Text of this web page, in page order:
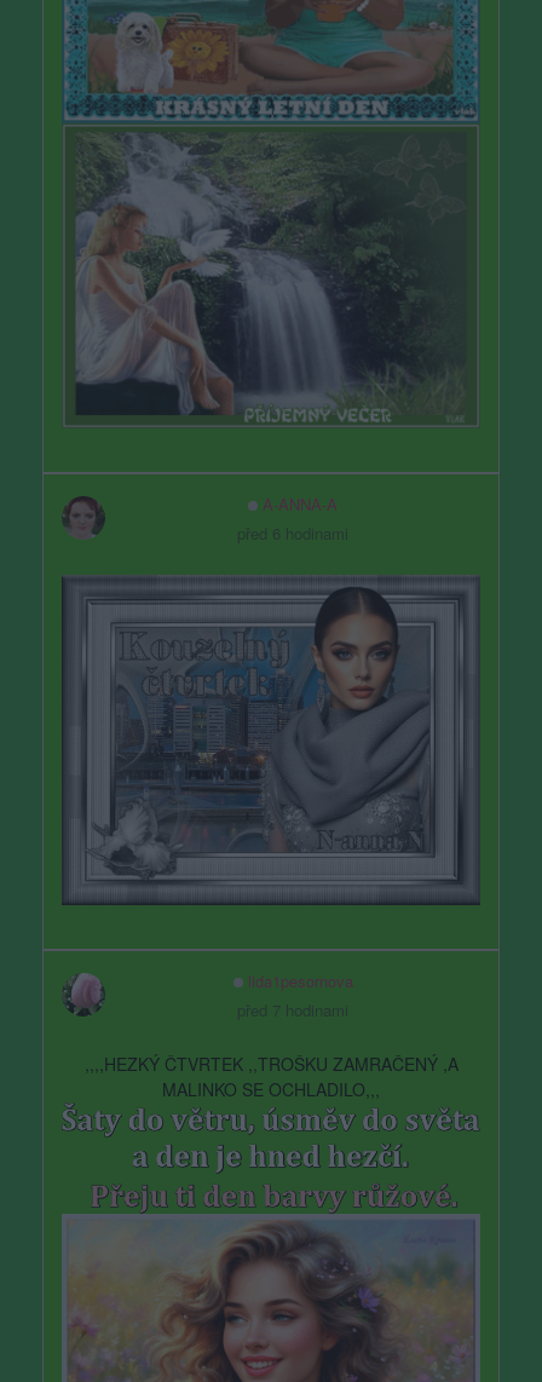
A-ANNA-A
před 6 hodinami
lida1pesornova
před 7 hodinami
,,,,HEZKÝ ČTVRTEK ,,TROŠKU ZAMRAČENÝ ,A
MALINKO SE OCHLADILO,,,